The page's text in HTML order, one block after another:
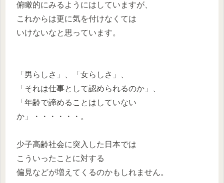
俯瞰的にみるようにはしていますが、
これからは更に気を付けなくては
いけないなと思っています。
「男らしさ」、「女らしさ」、
「それは仕事として認められるのか」、
「年齢で諦めることはしていない
か」・・・・・・。
少子高齢社会に突入した日本では
こういったことに対する
偏見などが増えてくるのかもしれません。